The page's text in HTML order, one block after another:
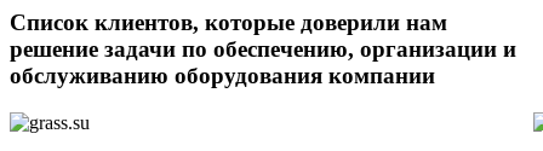
Список клиентов, которые доверили нам
решение задачи по обеспечению, организации и
обслуживанию оборудования компании